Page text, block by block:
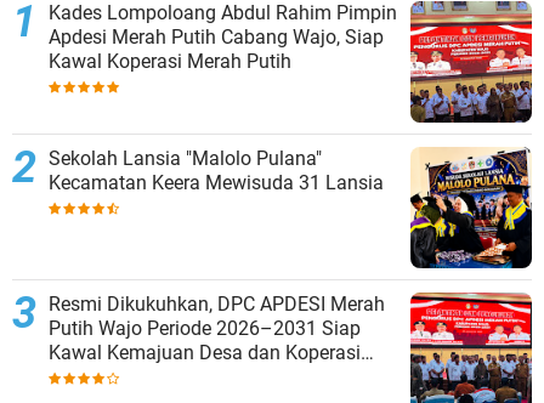
Kades Lompoloang Abdul Rahim Pimpin
Apdesi Merah Putih Cabang Wajo, Siap
Kawal Koperasi Merah Putih
Sekolah Lansia "Malolo Pulana"
Kecamatan Keera Mewisuda 31 Lansia
Resmi Dikukuhkan, DPC APDESI Merah
Putih Wajo Periode 2026–2031 Siap
Kawal Kemajuan Desa dan Koperasi
Merah Putih